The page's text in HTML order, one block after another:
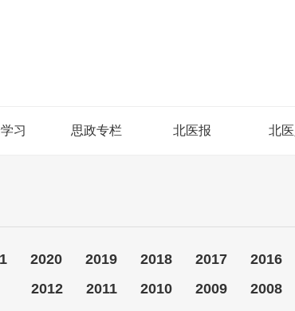
习 思政专栏 北医报 北医
2020 2019 2018 2017 2016
2012
2011 2010 2009 2008